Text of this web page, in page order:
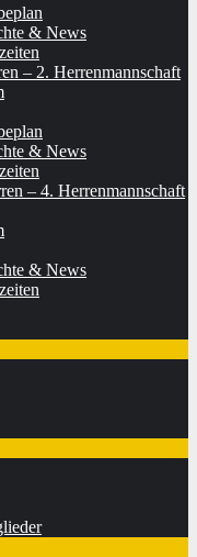
& News
– 2. Herrenmannschaft
& News
– 4. Herrenmannschaft
& News